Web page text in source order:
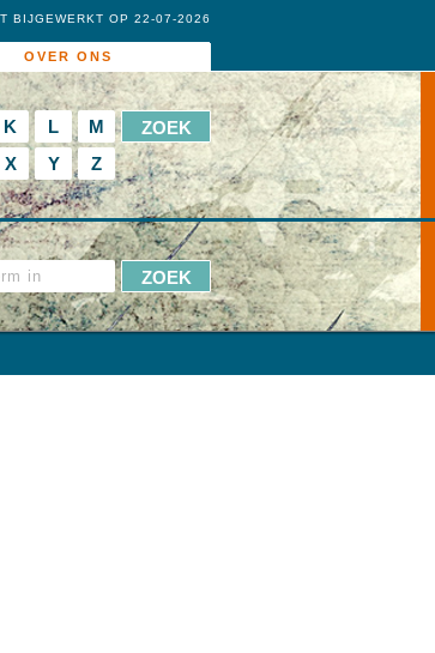
OVER ONS
BIJGEWERKT OP 22-07-2026
K L
M
X Y Z